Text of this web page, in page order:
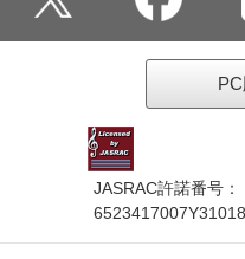
JASRAC許諾番号：
6523417007Y31018